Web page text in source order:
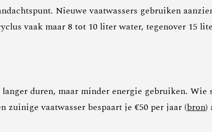
Nieuwe vaatwassers gebruiken
vaak maar 8 tot 10 liter water, tegenover 15
langer duren, maar minder energie gebruiken.
vaatwasser bespaart je €50 per jaar (bron)